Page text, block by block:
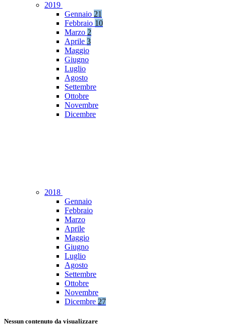
2019
Gennaio 21
Febbraio 10
Marzo 2
Aprile 3
Maggio
Giugno
Luglio
Agosto
Settembre
Ottobre
Novembre
Dicembre
2018
Gennaio
Febbraio
Marzo
Aprile
Maggio
Giugno
Luglio
Agosto
Settembre
Ottobre
Novembre
Dicembre 27
Nessun contenuto da visualizzare